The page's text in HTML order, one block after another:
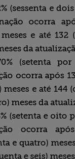
(sessenta e
ocorra
e até 132
da
(setenta por
ocorra após
meses e até 144
meses da
(setenta e oito
ocorra
e quatro)
e seis)